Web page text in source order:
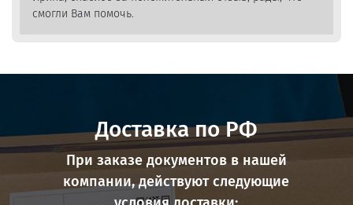
смогли Вам помочь.
Доставка по РФ
При заказе документов в нашей
компании, действуют следующие